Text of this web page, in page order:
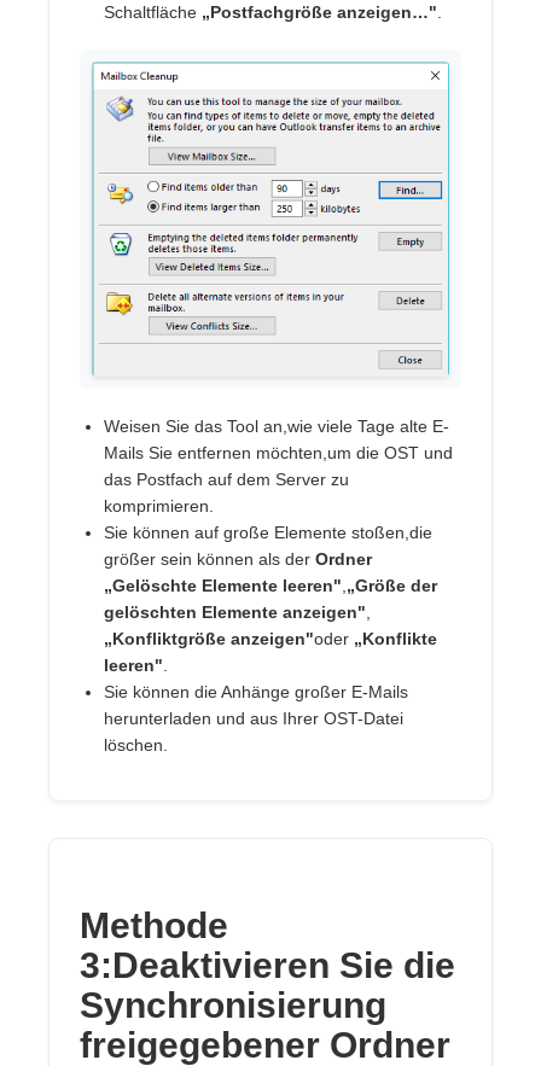
Schaltfläche „Postfachgröße anzeigen…"
Weisen Sie das Tool an,wie viele Tage alte E-
Mails Sie entfernen möchten,um die OST und
das Postfach auf dem Server zu
komprimieren.
Sie können auf große Elemente stoßen,die
größer sein können als der Ordner
„Gelöschte Elemente leeren" „Größe der
gelöschten Elemente anzeigen"
„Konfliktgröße anzeigen"oder „Konflikte
leeren"
Sie können die Anhänge großer E-Mails
herunterladen und aus Ihrer OST-Datei
löschen.
Methode
3:Deaktivieren Sie die
Synchronisierung
freigegebener Ordner